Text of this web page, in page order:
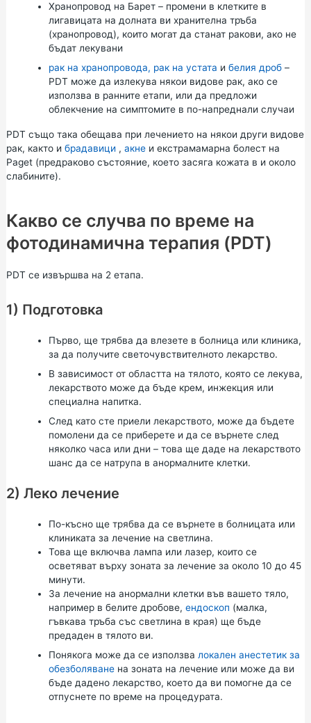
Хранопровод на Барет – промени в клетките в
лигавицата на долната ви хранителна тръба
(хранопровод), които могат да станат ракови, ако не
бъдат лекувани
рак на хранопровода, рак на устата и белия дроб–
PDT може да излекува някои видове рак, ако се
използва в ранните етапи, или да предложи
облекчение на симптомите в по-напреднали случаи
PDT също така обещава при лечението на някои други видове
рак, както и брадавици , акнеи екстрамамарна болест на
Paget (предраково състояние, което засяга кожата в и около
слабините).
Какво се случва по време на
фотодинамична терапия (PDT)
PDT се извършва на 2 етапа.
1) Подготовка
Първо, ще трябва да влезете в болница или клиника,
за да получите светочувствителното лекарство.
В зависимост от областта на тялото, която се лекува,
лекарството може да бъде крем, инжекция или
специална напитка.
След като сте приели лекарството, може да бъдете
помолени да се приберете и да се върнете след
няколко часа или дни – това ще даде на лекарството
шанс да се натрупа в анормалните клетки.
2) Леко лечение
По-късно ще трябва да се върнете в болницата или
клиниката за лечение на светлина.
Това ще включва лампа или лазер, които се
осветяват върху зоната за лечение за около 10 до 45
минути.
За лечение на анормални клетки във вашето тяло,
например в белите дробове, ендоскоп (малка,
гъвкава тръба със светлина в края) ще бъде
предаден в тялото ви.
Понякога може да се използва локален анестетик за
обезболяванена зоната на лечение или може да ви
бъде дадено лекарство, което да ви помогне да се
отпуснете по време на процедурата.